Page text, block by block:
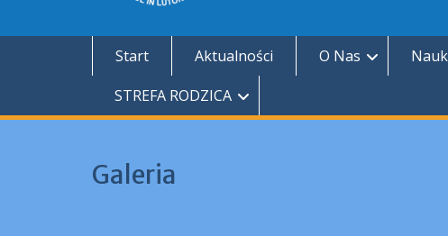
Start Aktualności O Nas
STREFA RODZICA
Galeria